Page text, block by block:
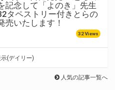
記念して「よのき」先生
タペストリー付きとらの
売いたします！
32 Views
(デイリー)
人気の記事一覧へ